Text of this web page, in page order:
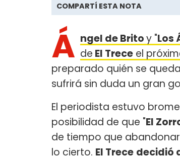
COMPARTÍ ESTA NOTA
Á ngel de Britoy "Los
de El Trece el
preparado quién se
sufrirá sin duda un gran
El periodista estuvo
posibilidad de que "El
de tiempo que
lo cierto. El Trece decidió